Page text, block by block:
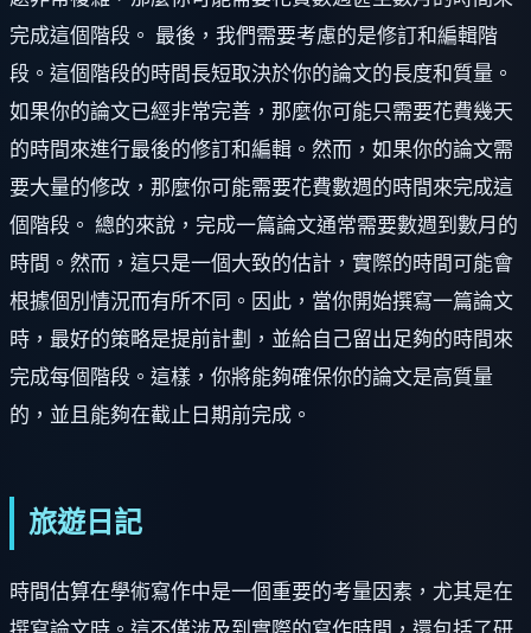
完成這個階段。 最後，我們需要考慮的是修訂和編輯階
段。這個階段的時間長短取決於你的論文的長度和質量。
如果你的論文已經非常完善，那麼你可能只需要花費幾天
的時間來進行最後的修訂和編輯。然而，如果你的論文需
要大量的修改，那麼你可能需要花費數週的時間來完成這
個階段。 總的來說，完成一篇論文通常需要數週到數月的
時間。然而，這只是一個大致的估計，實際的時間可能會
根據個別情況而有所不同。因此，當你開始撰寫一篇論文
時，最好的策略是提前計劃，並給自己留出足夠的時間來
完成每個階段。這樣，你將能夠確保你的論文是高質量
的，並且能夠在截止日期前完成。
旅遊日記
時間估算在學術寫作中是一個重要的考量因素，尤其是在